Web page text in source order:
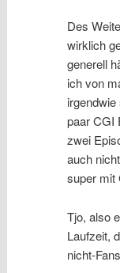
Des
wirklich
generell
ich von
paar CGI
zwei
auch
super mit
Tjo, also
Laufzeit,
nicht-